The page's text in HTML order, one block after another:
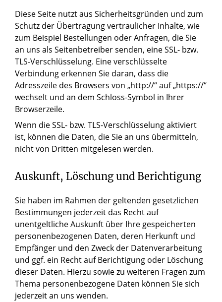
Diese Seite nutzt aus Sicherheitsgründen und zum
Schutz der Übertragung vertraulicher Inhalte, wie
zum Beispiel Bestellungen oder Anfragen, die Sie
an uns als Seitenbetreiber senden, eine SSL- bzw.
TLS-Verschlüsselung. Eine verschlüsselte
Verbindung erkennen Sie daran, dass die
Adresszeile des Browsers von „http://“ auf „https://“
wechselt und an dem Schloss-Symbol in Ihrer
Browserzeile.
Wenn die SSL- bzw. TLS-Verschlüsselung aktiviert
ist, können die Daten, die Sie an uns übermitteln,
nicht von Dritten mitgelesen werden.
Auskunft, Löschung und Berichtigung
Sie haben im Rahmen der geltenden gesetzlichen
Bestimmungen jederzeit das Recht auf
unentgeltliche Auskunft über Ihre gespeicherten
personenbezogenen Daten, deren Herkunft und
Empfänger und den Zweck der Datenverarbeitung
und ggf. ein Recht auf Berichtigung oder Löschung
dieser Daten. Hierzu sowie zu weiteren Fragen zum
Thema personenbezogene Daten können Sie sich
jederzeit an uns wenden.